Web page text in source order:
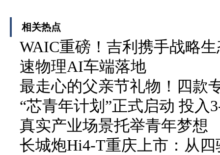
相关热点
WAIC重磅！吉利携手战略
速物理AI车端落地
最走心的父亲节礼物！四款
“芯青年计划”正式启动 投入
真实产业场景托举青年梦想
长城炮Hi4-T重庆上市：从